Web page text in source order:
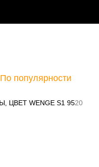
По популярности